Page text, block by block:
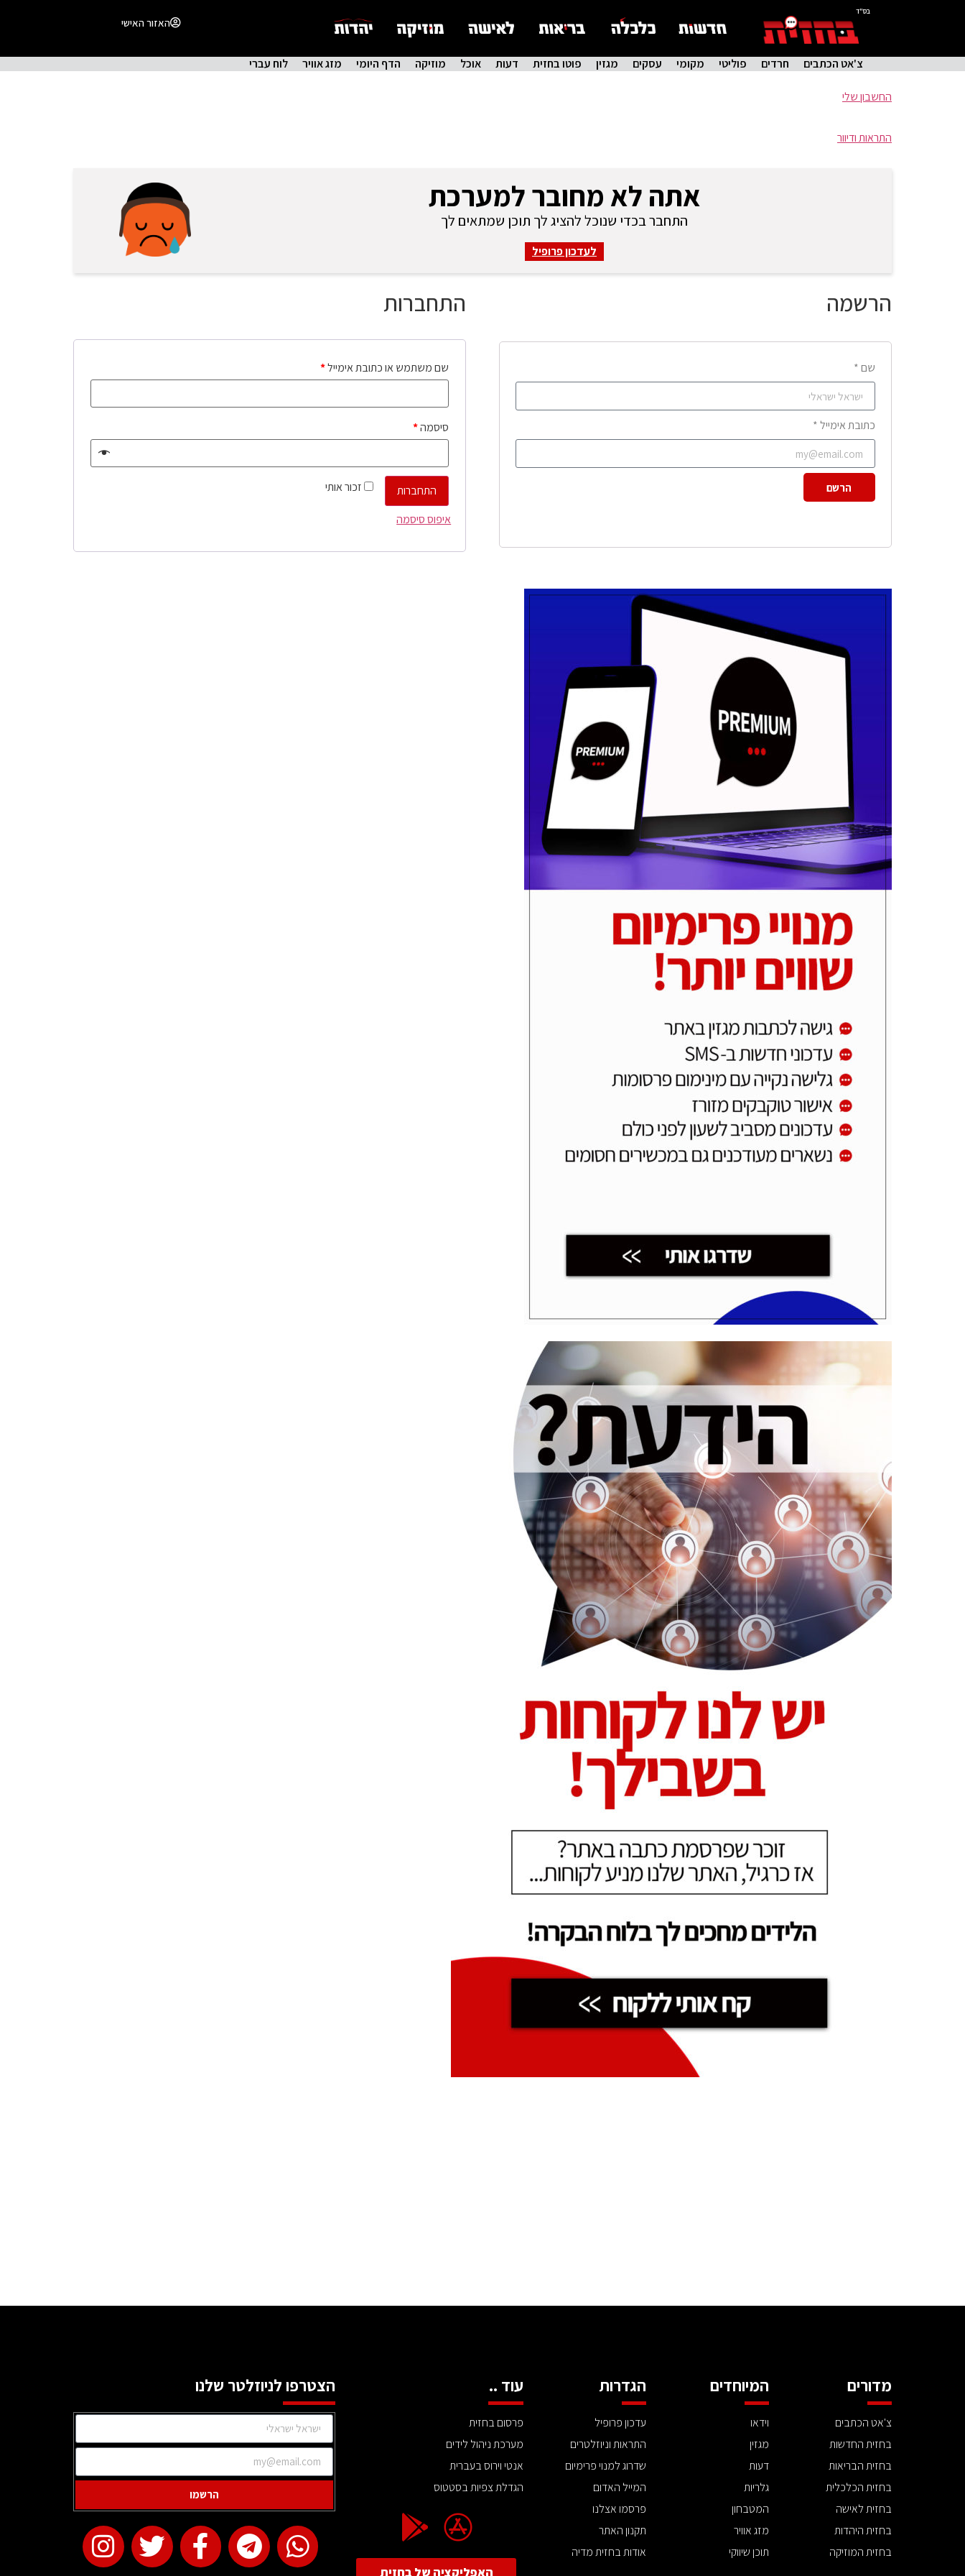
בס"ד
האזור האישי
צ'אט הכתבים חרדים פוליטי מקומי עסקים מגזין פוטו בחזית דעות אוכל מוזיקה הדף היומי מזג אוויר לוח עברי
החשבון שלי
התראות ודיוור
אתה לא מחובר למערכת
התחבר בכדי שנוכל להציג לך תוכן שמתאים לך
לעדכון פרופיל
התחברות
שם משתמש או כתובת אימייל*
סיסמה*
זכור אותי
התחברות
איפוס סיסמה
הרשמה
שם *
כתובת אימייל *
הרשם
מדורים
צ'אט הכתבים
בחזית החדשות
בחזית הבריאות
בחזית הכלכלית
בחזית לאישה
בחזית היהדות
בחזית המוזיקה
המיוחדים
וידאו
מגזין
דעות
גלריות
המטבחון
מזג אוויר
תוכן שיווקי
הגדרות
עדכון פרופיל
התראות וניוזלטרים
שדרוג למנוי פרימיום
המייל האדום
פרסמו אצלנו
תקנון האתר
אודות בחזית מדיה
עוד ..
פרסום בחזית
מערכת ניהול לידים
אנטי וירוס בעברית
הגדלת צפיות בסטטוס
האפליקציה של בחזית
הצטרפו לניוזלטר שלנו
הרשמו